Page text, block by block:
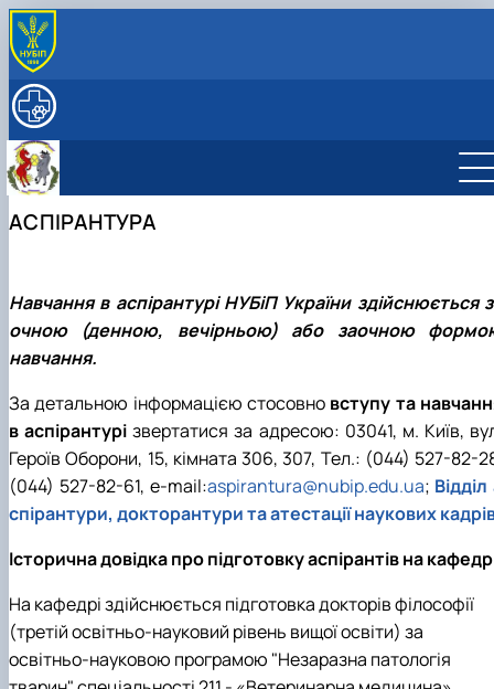
ПРО КАФЕДРУ
Галерея кафедри
Галерея музею
Навчальні лабораторії
Навчальна література
НАУКА
Студентські наукові гуртки
СКЛАД КАФЕДРИ
СПІВПРАЦЯ
АСПІРАНТУРА
Навчання в аспірантурі НУБіП України здійснюється
очною (денною, вечірньою) або заочною
навчання.
За детальною інформацією стосовно вступу та
в аспірантурі звертатися за адресою: 03041, м. Київ,
Героїв Оборони, 15, кімната 306, 307, Тел.: (044) 527-82-
(044) 527-82-61, e-mail:aspirantura@nubip.edu.ua; Відділ
спірантури, докторантури та атестації наукових
Історична довідка про підготовку аспірантів на
На кафедрі здійснюється підготовка докторів філософії
(третій освітньо-науковий рівень вищої освіти) за
освітньо-науковою програмою "Незаразна патологія